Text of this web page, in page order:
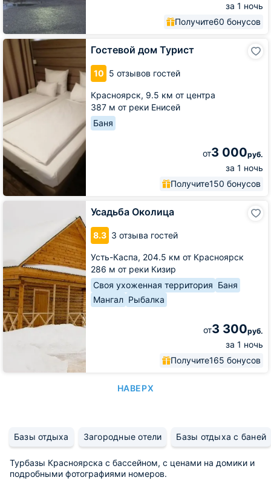
за 1 ночь
Получите60 бонусов
Гостевой дом Турист
10 5 отзывов гостей
Красноярск, 9.5 км от центра
387 м от реки Енисей
Баня
от3 000руб.
за 1 ночь
Получите150 бонусов
Гостевой
дом
Турист
Усадьба Околица
8.3 3 отзыва гостей
Усть-Каспа, 204.5 км от Красноярск
286 м от реки Кизир
Своя ухоженная территория Баня
Мангал Рыбалка
от3 300руб.
за 1 ночь
Получите165 бонусов
НАВЕРХ
Базы отдыха Загородные отели Базы отдыха с баней
Турбазы Красноярска с бассейном, с ценами на домики и
подробными фотографиями номеров.